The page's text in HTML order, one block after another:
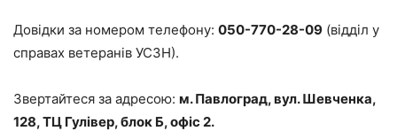
Довідки за номером телефону: 050-770-28-09 (відділ у
справах ветеранів УСЗН).
Звертайтеся за адресою: м. Павлоград, вул. Шевченка,
128, ТЦ Гулівер, блок Б, офіс 2.